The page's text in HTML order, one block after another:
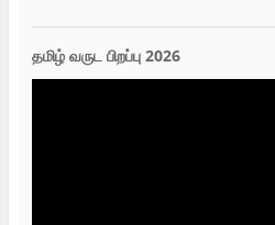
தமிழ் வருட பிறப்பு 2026